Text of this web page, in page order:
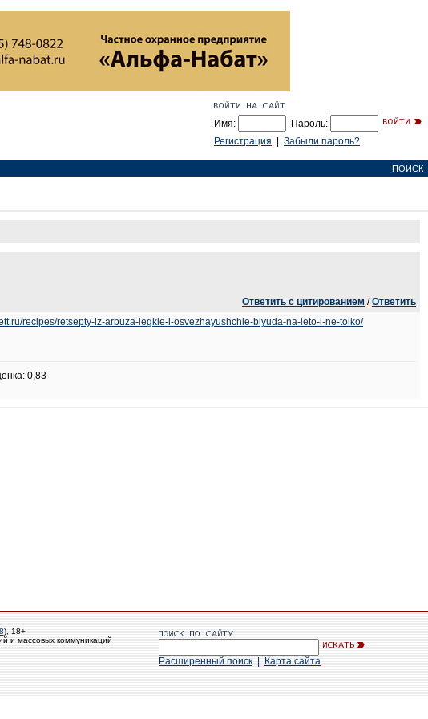
Имя:
Пароль:
Регистрация
Забыли пароль?
ПОИСК
Ответить с цитированием /Ответить
recipes/retsepty-iz-arbuza-legkie-i-osvezhayushchie-blyuda-na-leto-i-ne-tolko/
0,83
), 18+
и массовых коммуникаций
Расширенный поиск Карта сайта